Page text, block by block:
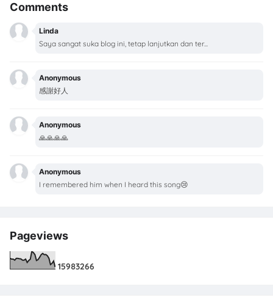
Comments
Linda
Saya sangat suka blog ini, tetap lanjutkan dan ter...
Anonymous
感謝好人
Anonymous
🙏🙏🙏🙏
Anonymous
I remembered him when I heard this song😢
Pageviews
15983266